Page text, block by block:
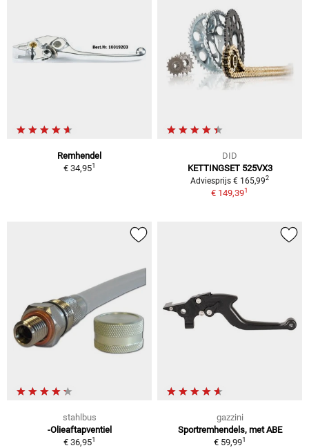
Remhendel
€ 34,951
DID
KETTINGSET 525VX3
Adviesprijs € 165,992
€ 149,391
stahlbus
-Olieaftapventiel
€ 36,951
gazzini
Sportremhendels, met ABE
€ 59,991